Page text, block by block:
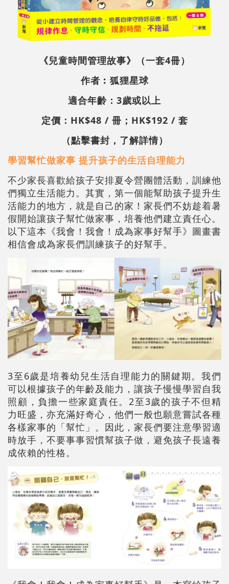
《兒童時間管理故事》（一套4冊）
作者︰狐狸星球
適合年齡：3歲或以上
定價：HK$48 / 冊；HK$192 / 套
（點擊書封，了解詳情）
學習幫忙做家事 提升孩子的生活自理能力
不少家長喜歡給孩子安排夏令營團體活動，訓練他
們獨立生活能力。其實，第一個能幫助孩子提升生
活能力的地方，就是自己的家！家長們不妨趁着暑
假開始讓孩子幫忙做家事，培養他們建立責任心。
以下這本《我會！我會！成為家事好幫手》圖畫書
相信會成為家長們訓練孩子的好幫手。
3至6歲是培養幼兒生活自理能力的關鍵期。我們
可以根據孩子的年齡及能力，讓孩子慢慢學習自我
照顧，負擔一些家庭責任。2至3歲的孩子不但精
力旺盛，亦充滿好奇心，他們一般也願意嘗試各種
各樣家事的「幫忙」。因此，家長們要注意學習適
時放手，不要事事習慣幫孩子做，避免孩子長遠養
成依賴的性格。